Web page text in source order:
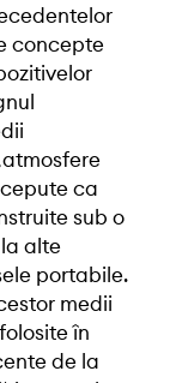
concepte
ca
sub o
alte
portabile.
medii
în
de la